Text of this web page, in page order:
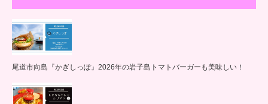
尾道市向島『かぎしっぽ』2026年の岩子島トマトバーガーも美味しい！